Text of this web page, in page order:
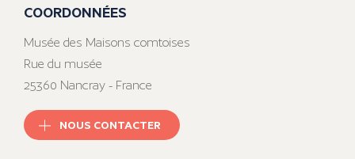
COORDONNÉES
Musée des Maisons comtoises
Rue du musée
25360 Nancray - France
NOUS CONTACTER